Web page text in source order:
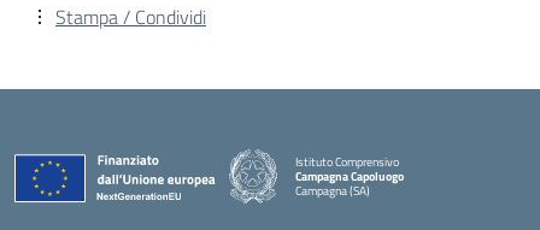
Stampa / Condividi
Istituto Comprensivo
Campagna Capoluogo
Campagna (SA)